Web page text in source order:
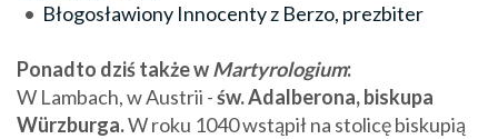
• Błogosławiony Innocenty z Berzo, prezbiter
Ponadto dziś także wMartyrologium:
W Lambach, w Austrii -św. Adalberona, biskupa
Würzburga.W roku 1040 wstąpił na stolicę biskupią